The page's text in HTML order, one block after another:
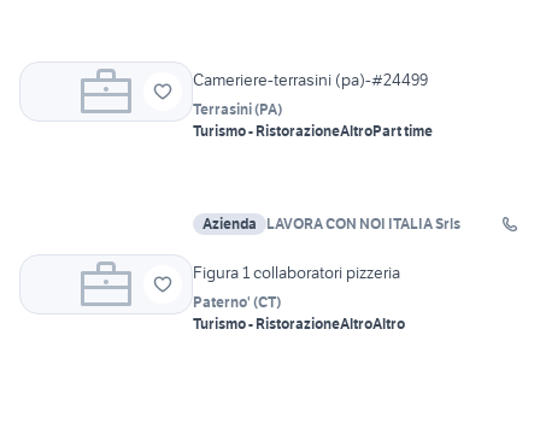
Cameriere-terrasini (pa)-#24499
Terrasini(PA)
Turismo - RistorazioneAltroPart time
Azienda LAVORA CON NOI ITALIA Srls
Figura 1 collaboratori pizzeria
Paterno' (CT)
Turismo - RistorazioneAltroAltro